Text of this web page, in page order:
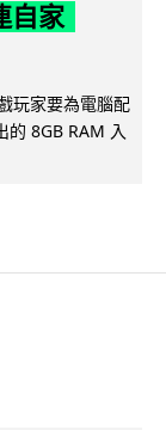
自家
玩家要為電腦配
的 8GB RAM 入